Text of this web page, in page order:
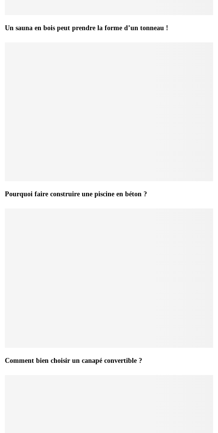
Un sauna en bois peut prendre la forme d’un tonneau !
Pourquoi faire construire une piscine en béton ?
Comment bien choisir un canapé convertible ?